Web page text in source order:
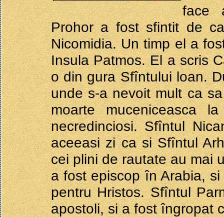
face
Prohor a fost sfintit de
Nicomidia. Un timp el a
Insula Patmos. El a scris
o din gura Sfîntului loan.
unde s-a nevoit mult ca
moarte muceniceasca
necredinciosi. Sfîntul
aceeasi zi ca si Sfîntul
cei plini de rautate au mai
a fost episcop în Arabia,
pentru Hristos. Sfîntul
apostoli, si a fost îngropat